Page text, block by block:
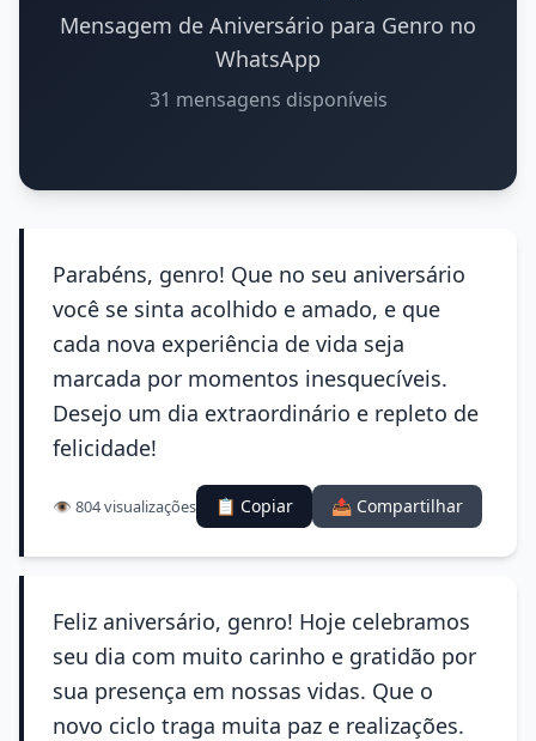
Mensagem de Aniversário para Genro no
WhatsApp
31 mensagens disponíveis
Parabéns, genro! Que no seu aniversário
você se sinta acolhido e amado, e que
cada nova experiência de vida seja
marcada por momentos inesquecíveis.
Desejo um dia extraordinário e repleto de
felicidade!
👁️ 804 visualizações 📋 Copiar 📤 Compartilhar
Feliz aniversário, genro! Hoje celebramos
seu dia com muito carinho e gratidão por
sua presença em nossas vidas. Que o
novo ciclo traga muita paz e realizações.